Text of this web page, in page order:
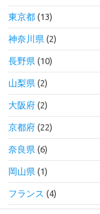
東京都(13)
神奈川県(2)
長野県(10)
山梨県(2)
大阪府(2)
京都府(22)
奈良県(6)
岡山県(1)
フランス (4)